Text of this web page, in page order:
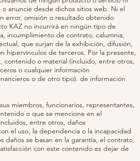
anuncie desde dichos sitios web. Ni el
error, omisión o resultado obtenido
KAZ no incurrirá en ningún tipo de
incumplimiento de contrato, calumnia,
que surjan de la exhibición, difusión,
hipervínculos de terceros. Por la presente,
contenido o material (incluido, entre otros,
o cualquier información
o de otro tipo). de información
miembros, funcionarios, representantes,
o que se mencione en el
entre otros, daños
el uso, la dependencia o la incapacidad
se basan en la garantía, el contrato,
con este contenido es dejar de